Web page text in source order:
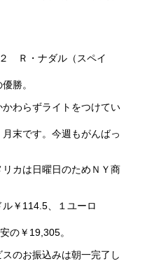
Ｒ・ナダル（スペイ
勝。
わらずライトをつけてい
末です。今週もがんばっ
カは日曜日のためＮＹ商
￥114.5、１ユーロ
の￥19,305。
のお振込みは朝一完了し